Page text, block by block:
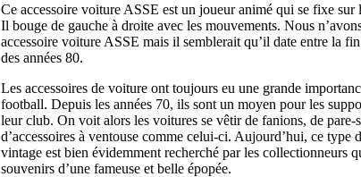
Ce accessoire voiture ASSE est un joueur animé qui se fixe sur
Il bouge de gauche à droite avec les mouvements. Nous
accessoire voiture ASSE mais il semblerait qu’il date entre la
des années 80.
Les accessoires de voiture ont toujours eu une grande
football. Depuis les années 70, ils sont un moyen pour les
leur club. On voit alors les voitures se vêtir de fanions, de pare-
d’accessoires à ventouse comme celui-ci. Aujourd’hui, ce type
vintage est bien évidemment recherché par les collectionneurs
souvenirs d’une fameuse et belle épopée.